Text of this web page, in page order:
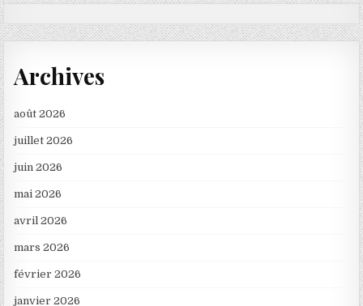
Archives
août 2026
juillet 2026
juin 2026
mai 2026
avril 2026
mars 2026
février 2026
janvier 2026